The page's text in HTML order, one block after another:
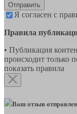
Отправить
Я согласен с
Правила
• Публикация
происходит только
показать правила
Ваш отзыв